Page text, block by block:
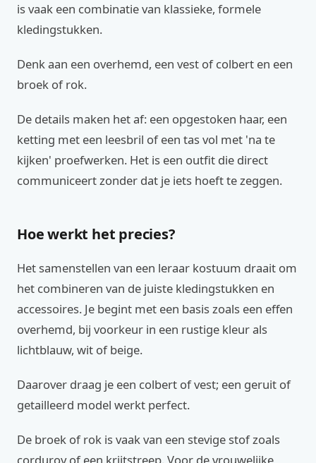
is vaak een combinatie van klassieke, formele
kledingstukken.
Denk aan een overhemd, een vest of colbert en een
broek of rok.
De details maken het af: een opgestoken haar, een
ketting met een leesbril of een tas vol met 'na te
kijken' proefwerken. Het is een outfit die direct
communiceert zonder dat je iets hoeft te zeggen.
Hoe werkt het precies?
Het samenstellen van een leraar kostuum draait om
het combineren van de juiste kledingstukken en
accessoires. Je begint met een basis zoals een effen
overhemd, bij voorkeur in een rustige kleur als
lichtblauw, wit of beige.
Daarover draag je een colbert of vest; een geruit of
getailleerd model werkt perfect.
De broek of rok is vaak van een stevige stof zoals